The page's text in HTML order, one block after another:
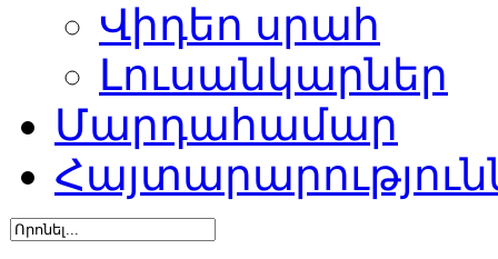
Վիդեո սրահ
Լուսանկարներ
Մարդահամար